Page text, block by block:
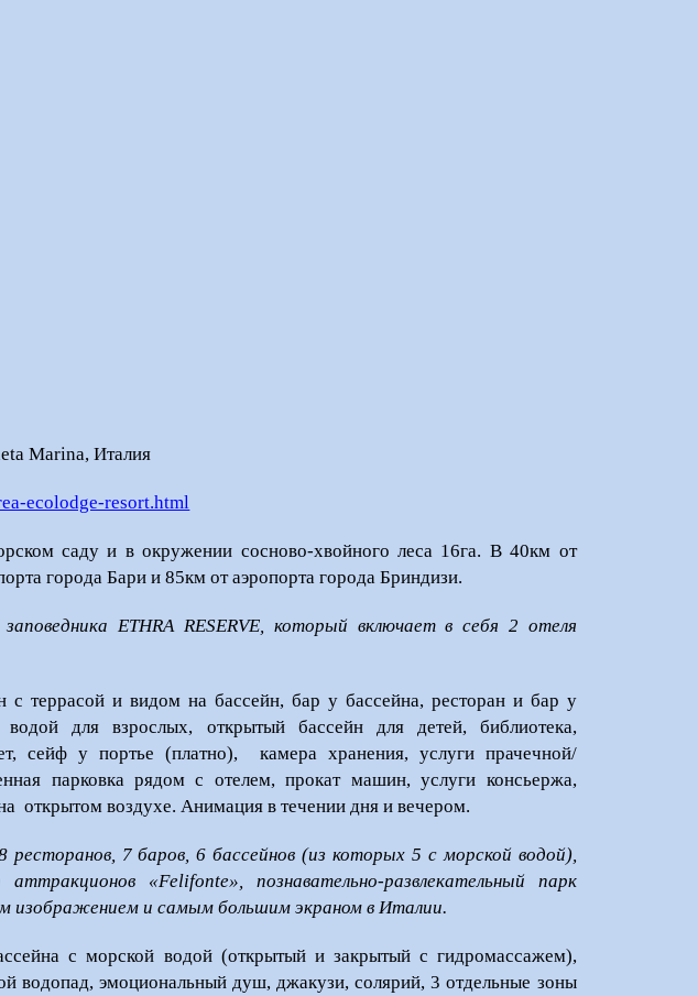
Marina, Италия
ecolodge-resort.html
саду и в окружении сосново-хвойного леса 16га. В 40км от
города Бари и 85км от аэропорта города Бриндизи.
ETHRA RESERVE, который включает в себя 2 отеля
с террасой и видом на бассейн, бар у бассейна, ресторан и бар у
для взрослых, открытый бассейн для детей, библиотека,
сейф у портье (платно), камера хранения, услуги прачечной/
парковка рядом с отелем, прокат машин, услуги консьержа,
открытом воздухе. Анимация в течении дня и вечером.
7 баров, 6 бассейнов (из которых 5 с морской водой),
«Felifonte», познавательно-развлекательный парк
изображением и самым большим экраном в Италии.
с морской водой (открытый и закрытый с гидромассажем),
водопад, эмоциональный душ, джакузи, солярий, 3 отдельные зоны